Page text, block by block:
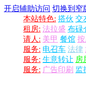
开启辅助访问 切换到窄
本站特色: 搭伙 交
租房: 法拉盛 布碌
请人: 美甲 餐馆
服务: 电召车 法律
服务: 生意转让 房
服务: 广告印刷 监